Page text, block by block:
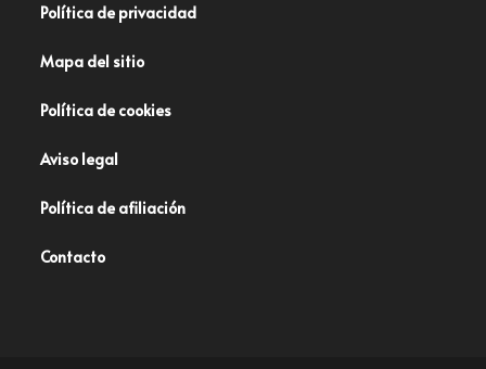
Política de privacidad
Mapa del sitio
Política de cookies
Aviso legal
Política de afiliación
Contacto